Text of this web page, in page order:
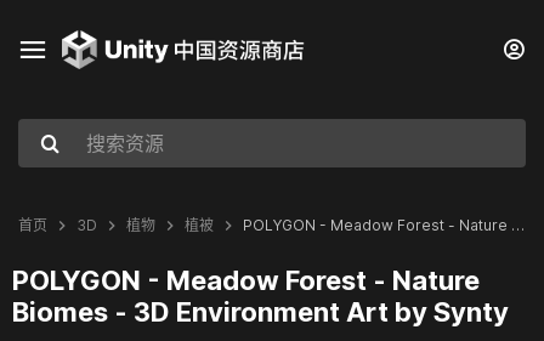
首页 3D 植物 植被 POLYGON - Meadow Forest - Nature Biomes - 3D Environment Art by Synty
POLYGON - Meadow Forest - Nature
Biomes - 3D Environment Art by Synty